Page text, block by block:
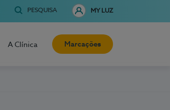
PESQUISA MY LUZ
A Clínica Marcações